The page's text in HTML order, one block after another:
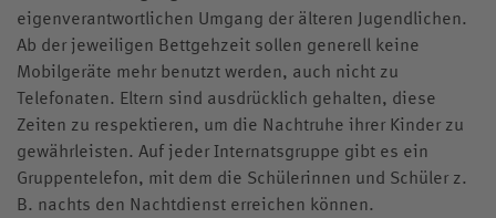
eigenverantwortlichen Umgang der älteren Jugendlichen.
Ab der jeweiligen Bettgehzeit sollen generell keine
Mobilgeräte mehr benutzt werden, auch nicht zu
Telefonaten. Eltern sind ausdrücklich gehalten, diese
Zeiten zu respektieren, um die Nachtruhe ihrer Kinder zu
gewährleisten. Auf jeder Internatsgruppe gibt es ein
Gruppentelefon, mit dem die Schülerinnen und Schüler z.
B. nachts den Nachtdienst erreichen können.